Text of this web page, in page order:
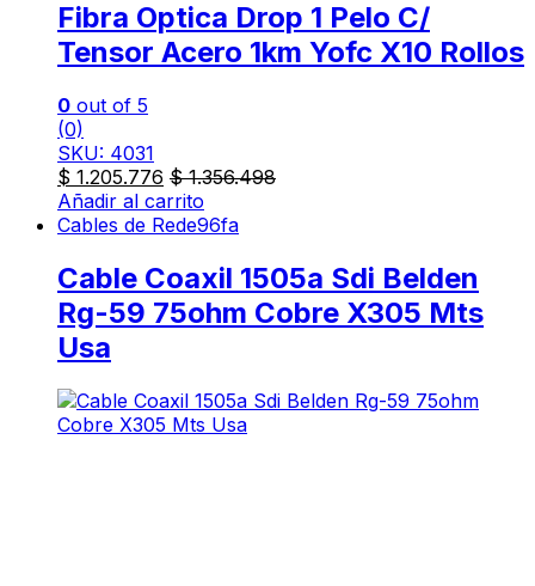
Fibra Optica Drop 1 Pelo C/
Tensor Acero 1km Yofc X10 Rollos
0 out of 5
(0)
SKU: 4031
$ 1.205.776 $1.356.498
Añadir al carrito
Cables de Rede96fa
Cable Coaxil 1505a Sdi Belden
Rg-59 75ohm Cobre X305 Mts
Usa